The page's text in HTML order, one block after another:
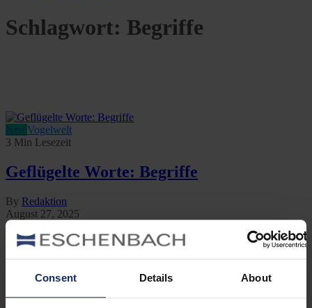
Consent Details About
Schlagwort: Begriffe
Vogelwelt
3 Min Lesezeit
Geflügelte Worte: Begriffe
By Redaktion
August 27, 2025
Jetzt lesen
Kategorien
Ausrüstung
Naturwelt